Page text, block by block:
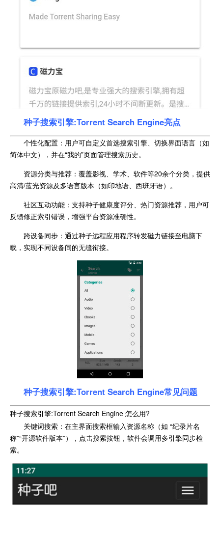
种子搜索引擎:Torrent Search Engine亮点
个性化配置：用户可自定义首选搜索引擎、切换界面语言（如
简体中文），并在“我的”页面管理搜索历史。
资源分类与推荐：覆盖影视、学术、软件等20余个分类，提供
高清/蓝光资源及多语言版本（如印地语、西班牙语）。
社区互动功能：支持种子健康度评分、热门资源推荐，用户可
反馈修正索引错误，增强平台资源准确性。
跨设备同步：通过种子远程应用程序转发磁力链接至电脑下
载，实现不同设备间的无缝衔接。
种子搜索引擎:Torrent Search Engine常见问题
种子搜索引擎:Torrent Search Engine 怎么用?
关键词搜索：在主界面搜索框输入资源名称（如 “纪录片名
称”“开源软件版本”），点击搜索按钮，软件会调用多引擎同步检
索。